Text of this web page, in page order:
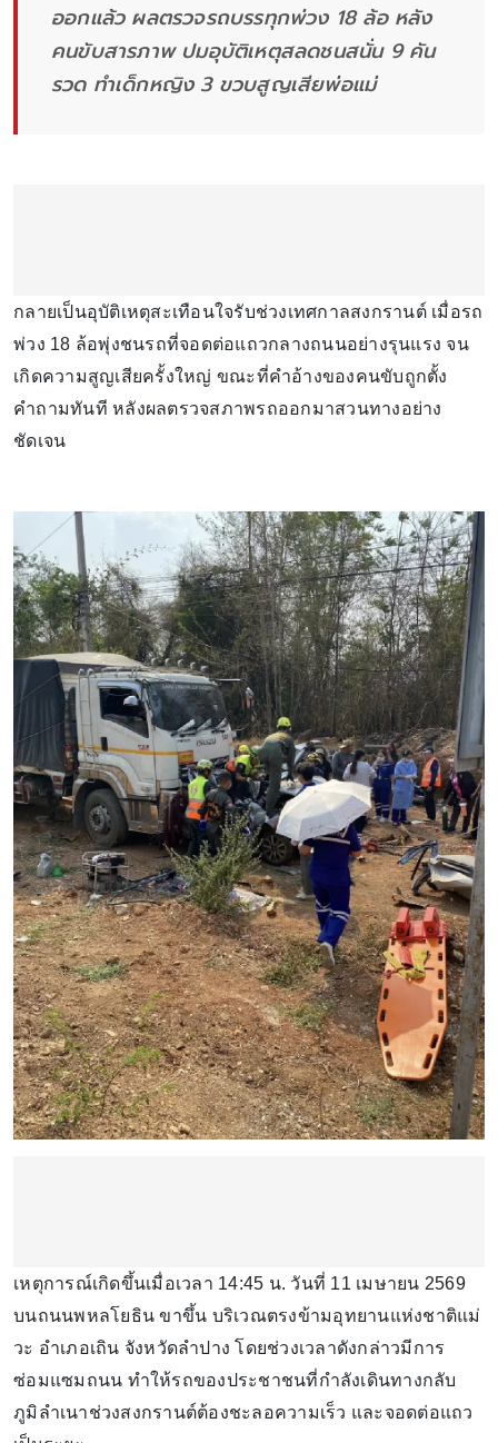
ออกแล้ว ผลตรวจรถบรรทุกพ่วง 18 ล้อ หลัง
คนขับสารภาพ ปมอุบัติเหตุสลดชนสนั่น 9 คัน
รวด ทำเด็กหญิง 3 ขวบสูญเสียพ่อแม่
กลายเป็นอุบัติเหตุสะเทือนใจรับช่วงเทศกาลสงกรานต์ เมื่อรถ
พ่วง 18 ล้อพุ่งชนรถที่จอดต่อแถวกลางถนนอย่างรุนแรง จน
เกิดความสูญเสียครั้งใหญ่ ขณะที่คำอ้างของคนขับถูกตั้ง
คำถามทันที หลังผลตรวจสภาพรถออกมาสวนทางอย่าง
ชัดเจน
เหตุการณ์เกิดขึ้นเมื่อเวลา 14:45 น. วันที่ 11 เมษายน 2569
บนถนนพหลโยธิน ขาขึ้น บริเวณตรงข้ามอุทยานแห่งชาติแม่
วะ อำเภอเถิน จังหวัดลำปาง โดยช่วงเวลาดังกล่าวมีการ
ซ่อมแซมถนน ทำให้รถของประชาชนที่กำลังเดินทางกลับ
ภูมิลำเนาช่วงสงกรานต์ต้องชะลอความเร็ว และจอดต่อแถว